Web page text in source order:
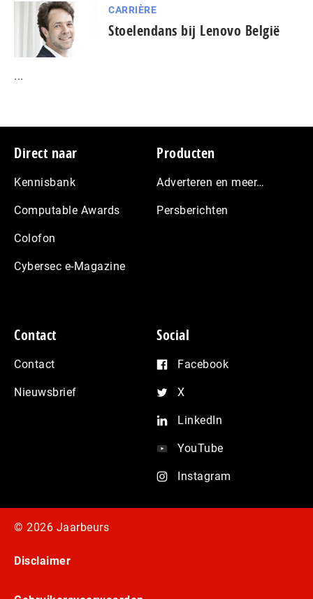
CARRIÈRE
Stoelendans bij Lenovo België
...
Footer
Direct naar
Kennisbank
Computable Awards
Colofon
Cybersec e-Magazine
Producten
Adverteren en meer…
Persberichten
Contact
Contact
Nieuwsbrief
Social
Facebook
X
LinkedIn
YouTube
Instagram
© 2026 Jaarbeurs
Disclaimer